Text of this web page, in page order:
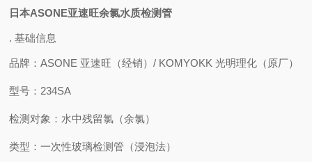
日本ASONE亚速旺余氯水质检测管
. 基础信息
品牌 ：ASONE 亚速旺（经销）/ KOMYOKK 光明理化（原厂）
型号 ：234SA
检测对象 ：水中残留氯（余氯）
类型 ：一次性玻璃检测管（浸泡法）